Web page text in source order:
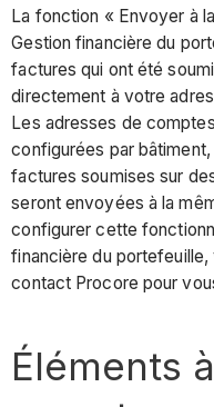
La fonction « Envoyer à
Gestion financière du
factures qui ont été
directement à votre
Les adresses de
configurées par
factures soumises sur
seront envoyées à la
configurer cette
financière du
contact Procore pour
Éléments